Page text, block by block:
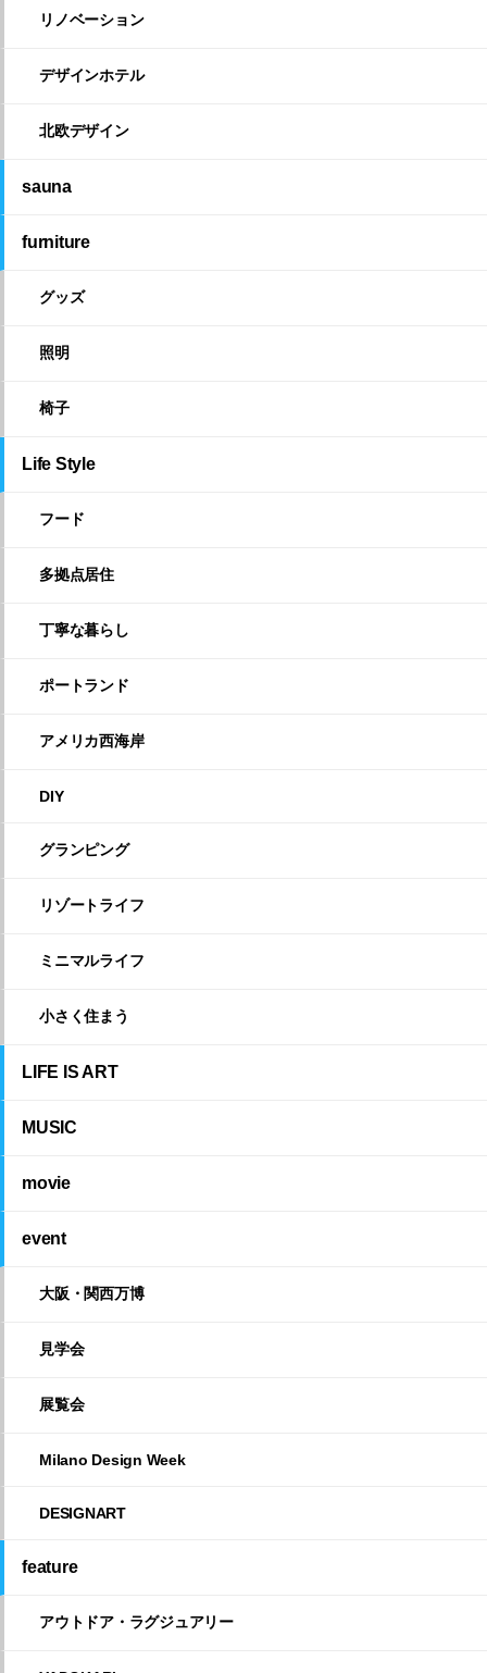
リノベーション
デザインホテル
北欧デザイン
sauna
furniture
グッズ
照明
椅子
Life Style
フード
多拠点居住
丁寧な暮らし
ポートランド
アメリカ西海岸
DIY
グランピング
リゾートライフ
ミニマルライフ
小さく住まう
LIFE IS ART
MUSIC
movie
event
大阪・関西万博
見学会
展覧会
Milano Design Week
DESIGNART
feature
アウトドア・ラグジュアリー